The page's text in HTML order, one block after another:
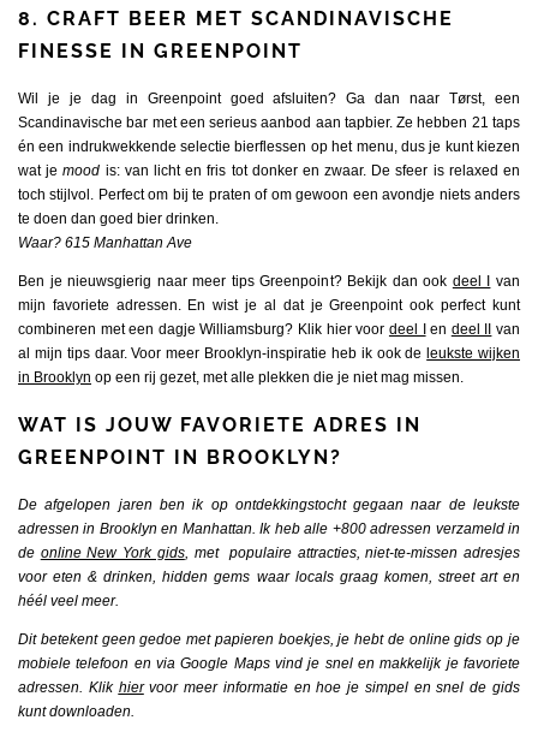
8. CRAFT BEER MET SCANDINAVISCHE
FINESSE IN GREENPOINT
Wil je je dag in Greenpoint goed afsluiten? Ga dan naar Tørst, een
Scandinavische bar met een serieus aanbod aan tapbier. Ze hebben 21 taps
én een indrukwekkende selectie bierflessen op het menu, dus je kunt kiezen
wat jemood is: van licht en fris tot donker en zwaar. De sfeer is relaxed en
toch stijlvol. Perfect om bij te praten of om gewoon een avondje niets anders
te doen dan goed bier drinken.
Waar? 615 Manhattan Ave
Ben je nieuwsgierig naar meer tips Greenpoint? Bekijk dan ook deel I
van
mijn favoriete adressen. En wist je al dat je Greenpoint ook perfect kunt
combineren met een dagje Williamsburg? Klik hier voor deel I en deel II
van
al mijn tips daar. Voor meer Brooklyn-inspiratie heb ik ook de leukste wijken
in Brooklyn op een rij gezet, met alle plekken die je niet mag missen.
WAT IS JOUW FAVORIETE ADRES IN
GREENPOINT IN BROOKLYN?
De afgelopen jaren ben ik op ontdekkingstocht gegaan naar de leukste
adressen in Brooklyn en Manhattan. Ik heb alle +800 adressen verzameld in
de online New York gids, met populaire attracties, niet-te-missen adresjes
voor eten & drinken, hidden gems waar locals graag komen, street art en
héél veel meer.
Dit betekent geen gedoe met papieren boekjes, je hebt de online gids op je
mobiele telefoon en via Google Maps vind je snel en makkelijk je favoriete
adressen. Klik hiervoor meer informatie en hoe je simpel en snel de gids
kunt downloaden.